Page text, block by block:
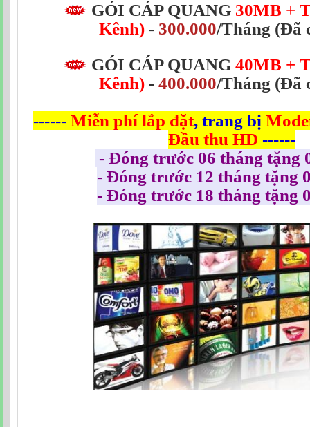
GÓI CÁP QUANG 30MB +
Kênh) - 300.000/Tháng (Đã
GÓI CÁP QUANG 40MB +
Kênh) - 400.000/Tháng (Đã
------ Miễn phílắp đặt, trang bị
Đầu thu HD ------
- Đóng trước 06 tháng tặng
- Đóng trước 12 tháng tặng
- Đóng trước 18 tháng tặng